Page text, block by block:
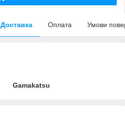
Доставка Оплата Умови
Gamakatsu